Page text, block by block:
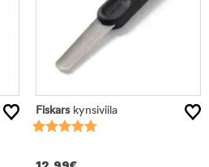
Fiskarskynsiviila